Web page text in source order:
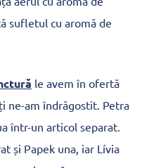
sufletul cu aromă de
le avem în ofertă
ne-am îndrăgostit. Petra
într-un articol separat.
și Papek una, iar Lívia